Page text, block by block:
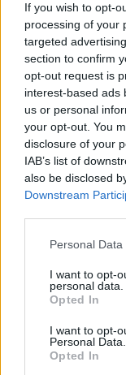
If you wish to opt-
processing of your
targeted
section to confirm
opt-out request is
interest-based ads
us or personal
your opt-out. You
disclosure of your
IAB’s list of
also be disclosed
Downstream
Please note that
not limited to your
grant or deny
use your data for
consent section.
Personal
I want to opt-
personal data.
Opted In
I want to opt-
Personal Data.
Opted In
keresni" -
2014.
Hogy a nők
család
korban magától
hagyományos
munkájukra a
műhelyben,